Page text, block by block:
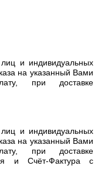
и индивидуальных
на указанный Вами
при доставке
и индивидуальных
на указанный Вами
при доставке
и Счёт-Фактура с